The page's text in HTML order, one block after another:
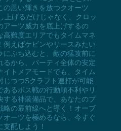
の黒い輝きを放つクオーツ
上げるだけじゃなく、クロッ
アーツ威力を底上げするの
難度エリアでもタイムマネ
例えばケビンやリースみたい
ぶち込むと、敵の猛攻前に
るから、パーティ全体の安定
トメアモードでも、タイム
じつつSクラフト連打が可能
るボス戦の行動順不利やリ
する神装備品で、あなたのプ
略の最前線へと導く！オーブ
オーツを極めるなら、今すぐ
配しよう！